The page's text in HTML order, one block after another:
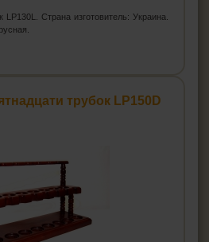
LP130L. Страна изготовитель: Украина.
трубок LP150D